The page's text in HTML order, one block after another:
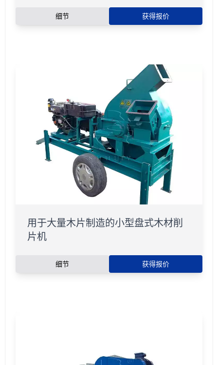
细节 获得报价
用于大量木片制造的小型盘式木材削
片机
细节 获得报价